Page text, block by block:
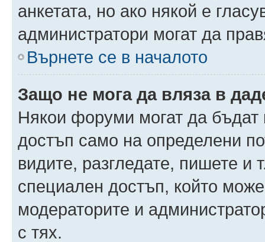
анкетата, но ако някой е
администратори могат да
Върнете се в началото
Защо не мога да вляза в
Някои форуми могат да бъдат
достъп само на определени
видите, разгледате, пишете
специален достъп, който
модераторите и
с тях.